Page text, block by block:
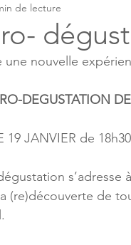
de lecture
une nouvelle
DEGUSTATION
19 JANVIER de
(re)découverte de